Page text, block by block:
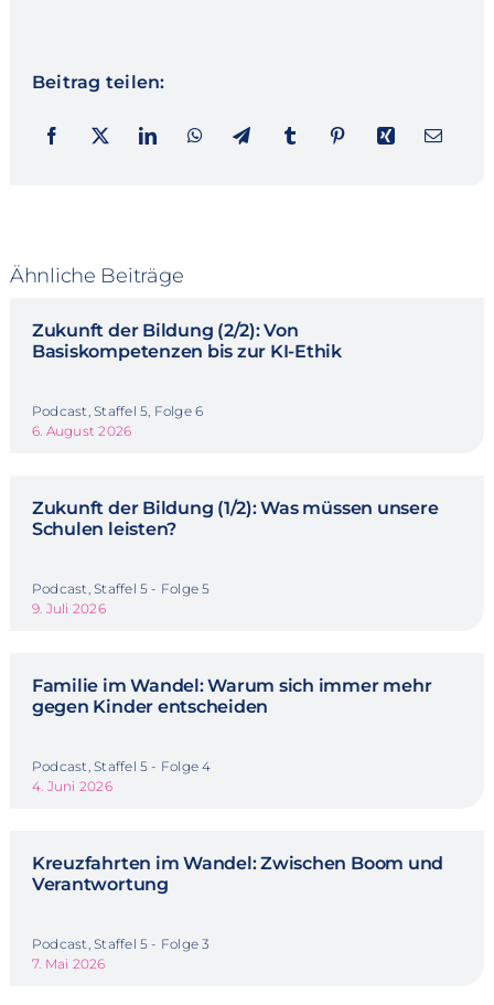
Beitrag teilen:
Ähnliche Beiträge
Zukunft der Bildung (2/2): Von
Basiskompetenzen bis zur KI-Ethik
Podcast, Staffel 5, Folge 6
6. August 2026
Zukunft der Bildung (1/2): Was müssen unsere
Schulen leisten?
Podcast, Staffel 5 - Folge 5
9. Juli 2026
Familie im Wandel: Warum sich immer mehr
gegen Kinder entscheiden
Podcast, Staffel 5 - Folge 4
4. Juni 2026
Kreuzfahrten im Wandel: Zwischen Boom und
Verantwortung
Podcast, Staffel 5 - Folge 3
7. Mai 2026